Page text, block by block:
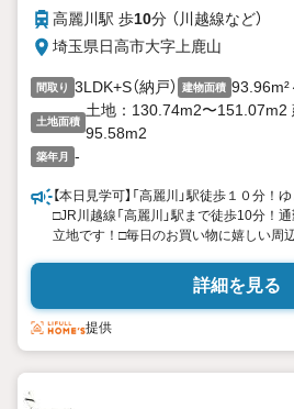
高麗川駅 歩10分 （川越線など）
埼玉県日高市大字上鹿山
間取り 3LDK+S（納戸） 建物面積 93.96m²
土地面積
土地：130.74m2〜151.07m2
95.58m2
築年月 -
【本日見学可】「高麗川」駅徒歩１０分！
□JR川越線「高麗川」駅まで徒歩10分！
立地です！□毎日のお買い物に嬉しい周
機完備で雨の日や花粉の時期のお洗濯も
システムで快適な暮らしを実現！■当物件
性能評価」において、耐震最高等級を全
詳細を見る
提供